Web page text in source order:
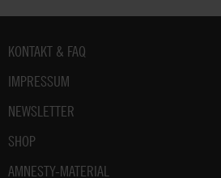
Fußbereich
KONTAKT & FAQ
IMPRESSUM
NEWSLETTER
SHOP
AMNESTY-MATERIAL